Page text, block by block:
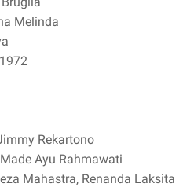
Melinda
Rekartono
Ayu Rahmawati
Mahastra, Renanda Laksita